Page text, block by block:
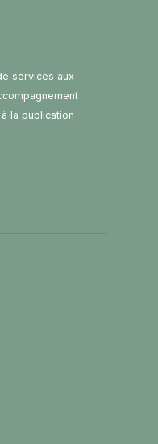
services aux
la publication